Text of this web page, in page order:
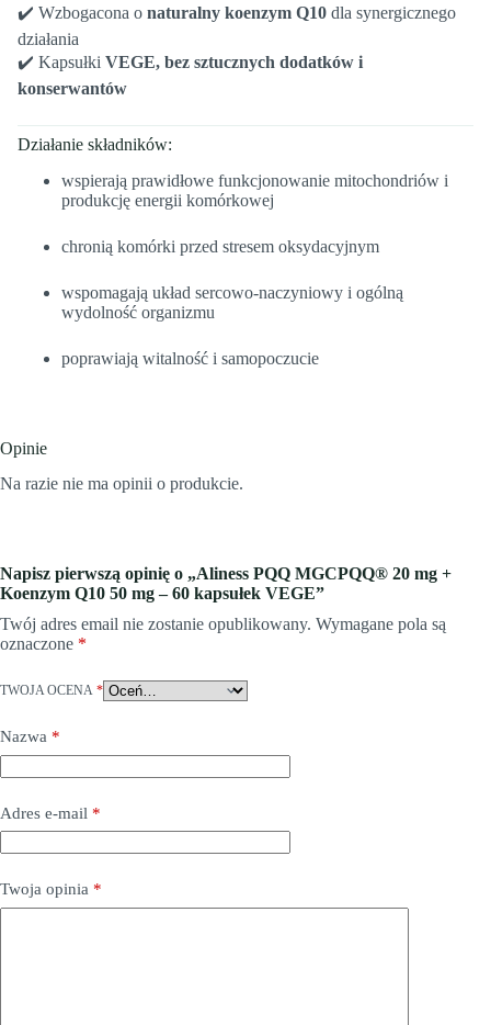
✔️ Wzbogacona o naturalny koenzym Q10 dla synergicznego
działania
✔️ Kapsułki VEGE, bez sztucznych dodatków i
konserwantów
Działanie składników:
wspierają prawidłowe funkcjonowanie mitochondriów i
produkcję energii komórkowej
chronią komórki przed stresem oksydacyjnym
wspomagają układ sercowo-naczyniowy i ogólną
wydolność organizmu
poprawiają witalność i samopoczucie
Opinie
Na razie nie ma opinii o produkcie.
Napisz pierwszą opinię o „Aliness PQQ MGCPQQ® 20 mg +
Koenzym Q10 50 mg – 60 kapsułek VEGE”
Twój adres email nie zostanie opublikowany. Wymagane pola są
oznaczone *
TWOJA OCENA *
Nazwa *
Adres e-mail *
Twoja opinia *